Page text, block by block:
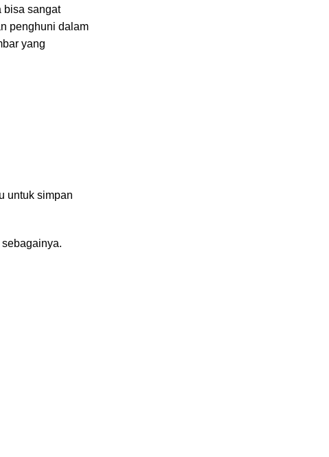
bisa sangat
penghuni dalam
yang
untuk simpan